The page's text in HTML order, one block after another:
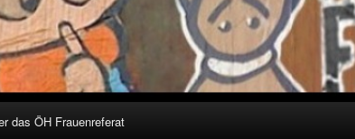
das ÖH Frauenreferat